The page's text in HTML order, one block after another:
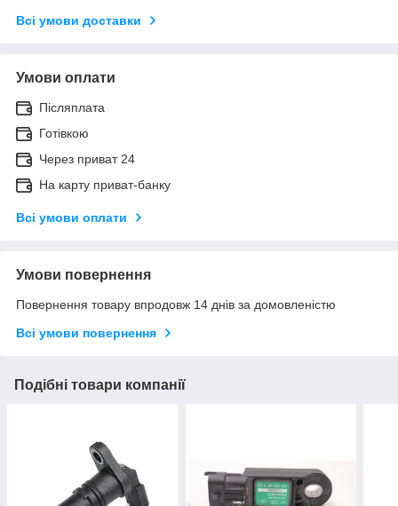
Всі умови доставки
Умови оплати
Післяплата
Готівкою
Через приват 24
На карту приват-банку
Всі умови оплати
Умови повернення
Повернення товару впродовж 14 днів за домовленістю
Всі умови повернення
Подібні товари компанії